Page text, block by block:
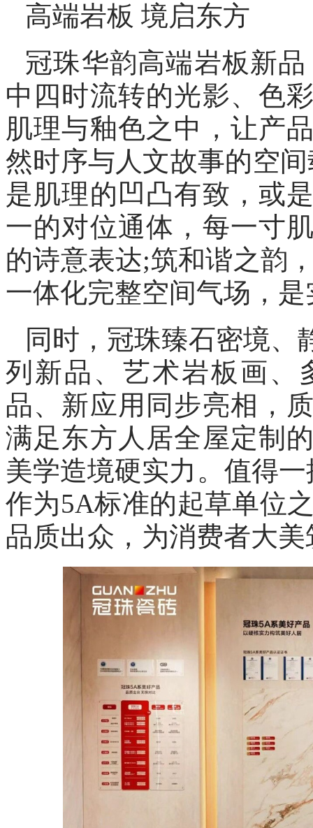
高端岩板 境启东方
冠珠华韵高端岩板新
中四时流转的光影、色
肌理与釉色之中，让产
然时序与人文故事的空
是肌理的凹凸有致，或
一的对位通体，每一寸
的诗意表达;筑和谐之韵
一体化完整空间气场，
同时，冠珠臻石密境、
列新品、艺术岩板画、
品、新应用同步亮相，
满足东方人居全屋定制
美学造境硬实力。值得
作为5A标准的起草单位
品质出众，为消费者大